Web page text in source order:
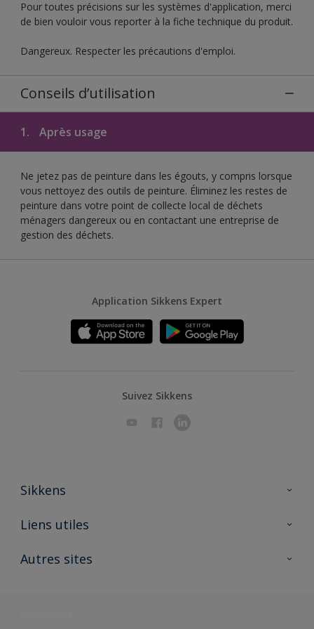
Pour toutes précisions sur les systèmes d'application, merci
de bien vouloir vous reporter à la fiche technique du produit.
Dangereux. Respecter les précautions d'emploi.
Conseils d’utilisation
1. Après usage
Ne jetez pas de peinture dans les égouts, y compris lorsque
vous nettoyez des outils de peinture. Éliminez les restes de
peinture dans votre point de collecte local de déchets
ménagers dangereux ou en contactant une entreprise de
gestion des déchets.
Application Sikkens Expert
Suivez Sikkens
Sikkens
A propos de Sikkens
Liens utiles
Ouvrir un magasin PASS
Autres sites